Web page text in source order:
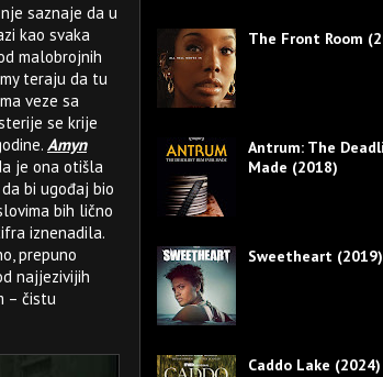
saznaje da u
kao svaka
malobrojnih
teraju da tu
veze sa
se krije
Amyn
je ona otišla
bi ugođaj bio
bih lično
iznenadila.
prepuno
najjezivijih
– čistu
The Front Room
Antrum: The
Made (2018)
Sweetheart (2019)
Caddo Lake (2024)